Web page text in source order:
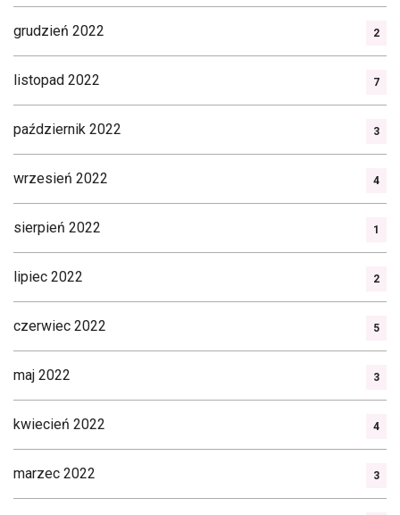
grudzień 2022 2
listopad 2022 7
październik 2022 3
wrzesień 2022 4
sierpień 2022 1
lipiec 2022 2
czerwiec 2022 5
maj 2022 3
kwiecień 2022 4
marzec 2022 3